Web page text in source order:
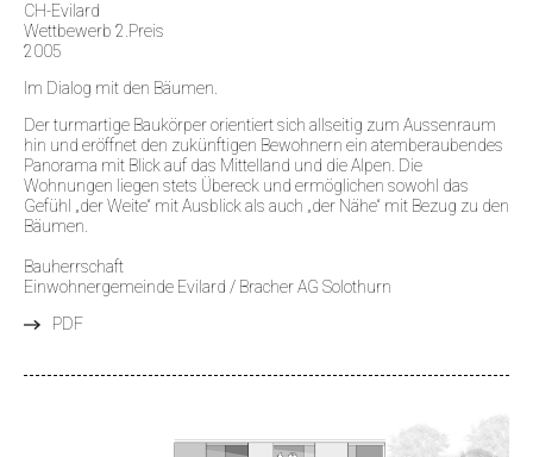
CH-Evilard
Wettbewerb 2.Preis
2005
Im Dialog mit den Bäumen.
Der turmartige Baukörper orientiert sich allseitig zum Aussenraum
hin und eröffnet den zukünftigen Bewohnern ein atemberaubendes
Panorama mit Blick auf das Mittelland und die Alpen. Die
Wohnungen liegen stets Übereck und ermöglichen sowohl das
Gefühl „der Weite“ mit Ausblick als auch „der Nähe“ mit Bezug zu den
Bäumen.
Bauherrschaft
Einwohnergemeinde Evilard / Bracher AG Solothurn
PDF